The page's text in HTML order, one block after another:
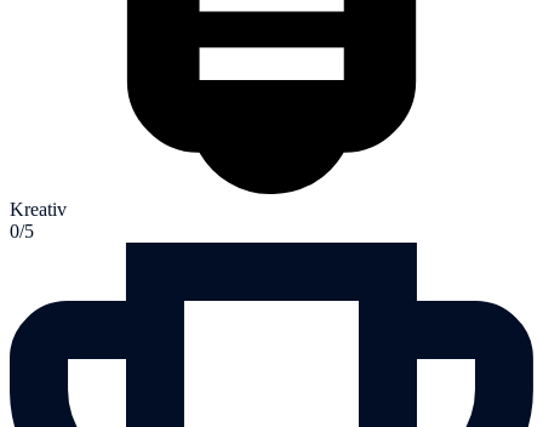
Kreativ
0/5